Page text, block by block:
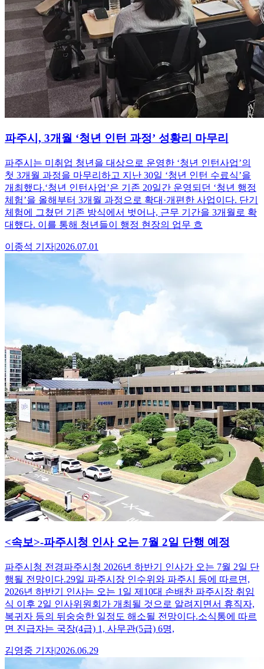
파주시, 3개월 ‘청년 인턴 과정’ 성황리 마무리
파주시는 미취업 청년을 대상으로 운영한 ‘청년 인턴사업’의
첫 3개월 과정을 마무리하고 지난 30일 ‘청년 인턴 수료식’을
개최했다.‘청년 인턴사업’은 기존 20일간 운영되던 ‘청년 행정
체험’을 올해부터 3개월 과정으로 확대·개편한 사업이다. 단기
체험에 그쳤던 기존 방식에서 벗어나, 근무 기간을 3개월로 확
대했다. 이를 통해 청년들이 행정 현장의 업무 흐
이종석 기자|2026.07.01
<속보>-파주시청 인사 오는 7월 2일 단행 예정
파주시청 전경파주시청 2026년 하반기 인사가 오는 7월 2일 단
행될 전망이다.29일 파주시장 인수위와 파주시 등에 따르면,
2026년 하반기 인사는 오는 1일 제10대 손배찬 파주시장 취임
식 이후 2일 인사위원회가 개최될 것으로 알려지면서 휴직자,
복귀자 등의 뒤숭숭한 일정도 해소될 전망이다.소식통에 따르
면 진급자는 국장(4급) 1, 사무관(5급) 6명,
김영중 기자|2026.06.29